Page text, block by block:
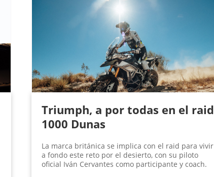
Triumph, a por todas en el raid
1000 Dunas
La marca británica se implica con el raid para vivir
a fondo este reto por el desierto, con su piloto
oficial Iván Cervantes como participante y coach.